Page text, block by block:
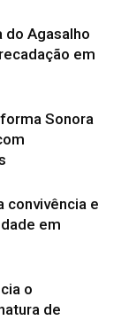
do Agasalho
em
Sonora
convivência e
em
o
de